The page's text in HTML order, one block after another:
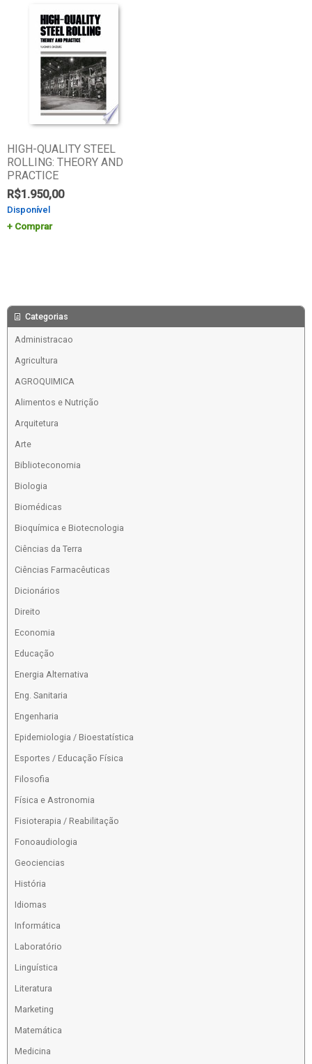
HIGH-QUALITY STEEL
ROLLING: THEORY AND
PRACTICE
R$1.950,00
Disponível
Comprar
Categorias
Administracao
Agricultura
AGROQUIMICA
Alimentos e Nutrição
Arquitetura
Arte
Biblioteconomia
Biologia
Biomédicas
Bioquímica e Biotecnologia
Ciências da Terra
Ciências Farmacêuticas
Dicionários
Direito
Economia
Educação
Energia Alternativa
Eng. Sanitaria
Engenharia
Epidemiologia / Bioestatística
Esportes / Educação Física
Filosofia
Física e Astronomia
Fisioterapia / Reabilitação
Fonoaudiologia
Geociencias
História
Idiomas
Informática
Laboratório
Linguística
Literatura
Marketing
Matemática
Medicina